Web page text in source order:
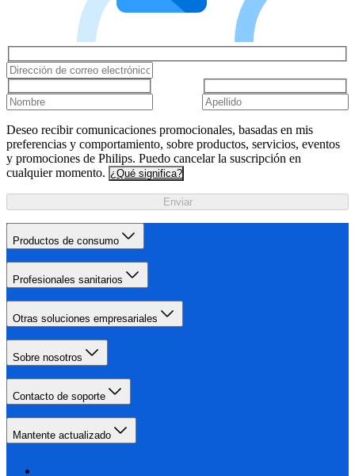
Deseo recibir comunicaciones promocionales, basadas en mis
preferencias y comportamiento, sobre productos, servicios, eventos
y promociones de Philips. Puedo cancelar la suscripción en
cualquier momento. ¿Qué significa?
Enviar
Productos de consumo
Profesionales sanitarios
Otras soluciones empresariales
Sobre nosotros
Contacto de soporte
Mantente actualizado